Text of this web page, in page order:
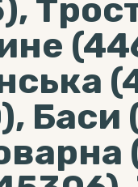
Баси